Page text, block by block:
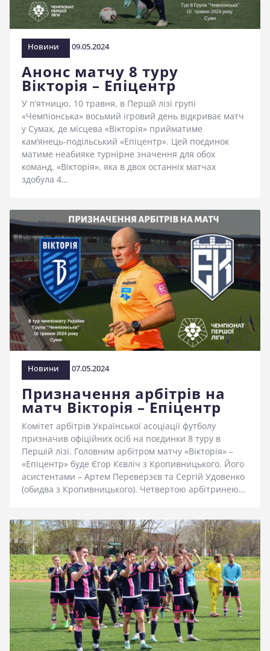
Новини 09.05.2024
Анонс матчу 8 туру
Вікторія – Епіцентр
У п’ятницю, 10 травня, в Першй лізі групі
«Чемпіонська» восьмий ігровий день відкриває матч
у Сумах, де місцева «Вікторія» прийматиме
кам’янець-подільський «Епіцентр». Цей поєдинок
матиме неабияке турнірне значення для обох
команд. «Вікторія», яка в двох останніх матчах
здобула 4…
Новини 07.05.2024
Призначення арбітрів на
матч Вікторія – Епіцентр
Комітет арбітрів Української асоціації футболу
призначив офіційних осіб на поєдинки 8 туру в
Першій лізі. Головним арбітром матчу «Вікторія» –
«Епіцентр» буде Єгор Кєвліч з Кропивницького. Його
асистентами – Артем Переверзєв та Сергій Удовенко
(обидва з Кропивницького). Четвертою арбітринею…